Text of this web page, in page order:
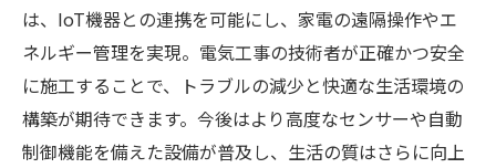
は、IoT機器との連携を可能にし、家電の遠隔操作やエ
ネルギー管理を実現。電気工事の技術者が正確かつ安全
に施工することで、トラブルの減少と快適な生活環境の
構築が期待できます。今後はより高度なセンサーや自動
制御機能を備えた設備が普及し、生活の質はさらに向上